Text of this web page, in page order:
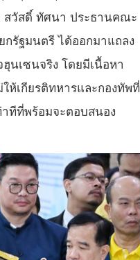
สวัสดิ์ ทัศนา ประธานคณะ
รัฐมนตรี ได้ออกมาแถลง
นเซนจริง โดยมีเนื้อหา
ห้เกียรติทหารและกองทัพที่
ทีที่พร้อมจะตอบสนอง